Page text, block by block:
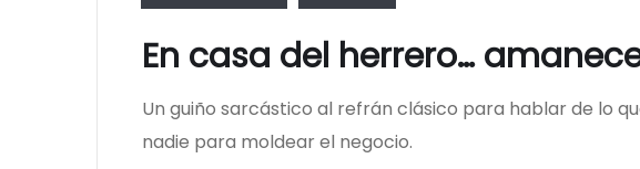
En casa del herrero…
Un guiño sarcástico al refrán clásico para hablar de lo
nadie para moldear el negocio.